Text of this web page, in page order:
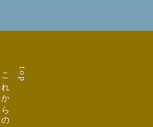
top
これからの予定